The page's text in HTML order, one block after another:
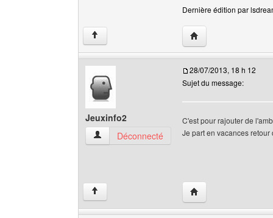
Dernière édition par
↑ Visiter le site web
Jeuxinfo2
Jeuxinfo2 Voir le profil de l'utilisateur
Déconnecté
28/07/2013, 18 h 12
Sujet du message:
C'est pour rajouter de
Je part en vacances
↑ Visiter le site web